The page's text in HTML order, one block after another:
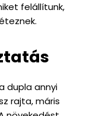
felállítunk,
dupla annyi
rajta, máris